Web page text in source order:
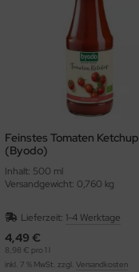
Feinstes Tomaten Ketchup
(Byodo)
Inhalt: 500 ml
Versandgewicht: 0,760 kg
Lieferzeit: 1-4 Werktage
4,49 €
8,98 € pro 1 l
inkl. 7 % MwSt. zzgl. Versandkosten